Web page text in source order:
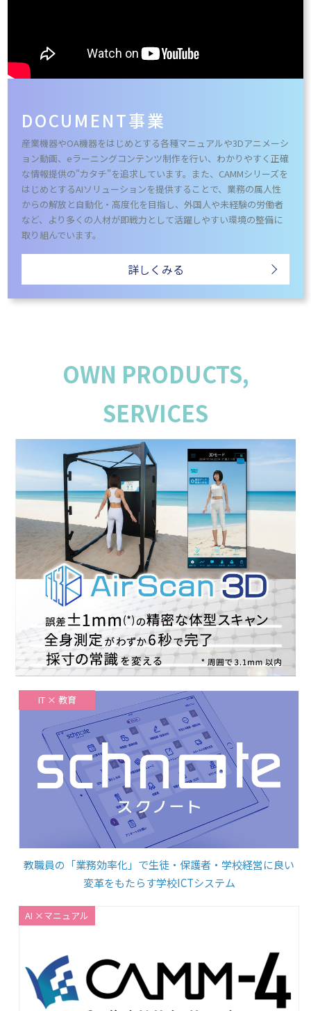
DOCUMENT事業
産業機器やOA機器をはじめとする各種マニュアルや3Dアニメーシ
ョン動画、eラーニングコンテンツ制作を行い、わかりやすく正確
な情報提供の"カタチ"を追求しています。また、CAMMシリーズを
はじめとするAIソリューションを提供することで、業務の属人性
からの解放と自動化・高度化を目指し、外国人や未経験の労働者
など、より多くの人材が即戦力として活躍しやすい環境の整備に
取り組んでいます。
詳しくみる
OWN PRODUCTS,
SERVICES
IT × 教育
教職員の「業務効率化」で生徒・保護者・学校経営に良い
変革をもたらす学校ICTシステム
AI ×マニュアル